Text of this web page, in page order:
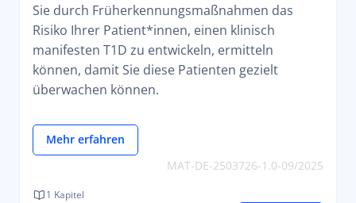
Sie durch Früherkennungsmaßnahmen das
Risiko Ihrer Patient*innen, einen klinisch
manifesten T1D zu entwickeln, ermitteln
können, damit Sie diese Patienten gezielt
überwachen können.
Mehr erfahren
MAT-DE-2503726-1.0-09/2025
1 Kapitel